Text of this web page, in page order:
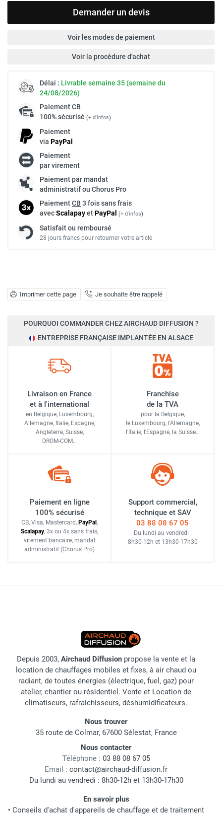
Imprimer cette page Je souhaite être rappelé
Demander un devis
Voir les modes de paiement
Voir la procédure d'achat
Délai : Livrable semaine 35 (semaine du
24/08/2026)
PaiementCB
100% sécurisé (+ d'infos)
Paiement
via PayPal
Paiement
par virement
Paiement par mandat
administratif ou Chorus Pro
PaiementCB 3 fois sans frais
avecScalapayetPayPal (+ d'infos)
Satisfait ou remboursé
28 jours francs pour retourner votre article
POURQUOI COMMANDER CHEZ AIRCHAUD DIFFUSION ?
ENTREPRISE FRANÇAISE IMPLANTÉE EN ALSACE
Livraison en France
et à l'international
en Belgique, Luxembourg,
Allemagne, Italie, Espagne,
Angleterre, Suisse,
DROM-COM…
Franchise
de la TVA
pour la Belgique,
le Luxembourg, l'Allemagne,
l'Italie, l'Espagne, la Suisse…
Paiement en ligne
100% sécurisé
CB, Visa, Mastercard, PayPal ,
Scalapay, 3x ou 4x sans frais,
virement bancaire, mandat
administratif (Chorus Pro)
Support commercial,
technique et SAV
03 88 08 67 05
Du lundi au vendredi :
8h30-12h et 13h30-17h30
Depuis 2003, Airchaud Diffusion propose la vente et la
location de chauffages mobiles et fixes, à air chaud ou
radiant, de toutes énergies (électrique, fuel, gaz) pour
atelier, chantier ou résidentiel. Vente et Location de
climatiseurs, rafraichisseurs, déshumidificateurs.
Nous trouver
35 route de Colmar, 67600 Sélestat, France
Nous contacter
Téléphone : 03 88 08 67 05
Email : contact@airchaud-diffusion.fr
Du lundi au vendredi : 8h30-12h et 13h30-17h30
En savoir plus
• Conseils d'achat d'appareils de chauffage et de traitement